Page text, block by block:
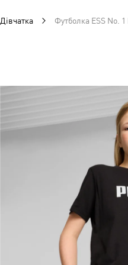
Дівчатка Футболка ESS No.